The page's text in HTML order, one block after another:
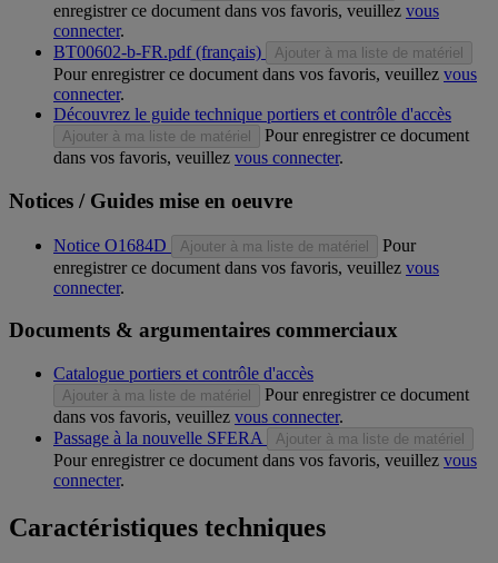
enregistrer ce document dans vos favoris, veuillez vous
connecter.
BT00602-b-FR.pdf (français)
Ajouter à ma liste de matériel
Pour enregistrer ce document dans vos favoris, veuillez vous
connecter.
Découvrez le guide technique portiers et contrôle d'accès
Ajouter à ma liste de matériel
Pour enregistrer ce document
dans vos favoris, veuillez vous connecter.
Notices / Guides mise en oeuvre
Notice O1684D Ajouter à ma liste de matériel
Pour
enregistrer ce document dans vos favoris, veuillez vous
connecter.
Documents & argumentaires commerciaux
Catalogue portiers et contrôle d'accès
Ajouter à ma liste de matériel
Pour enregistrer ce document
dans vos favoris, veuillez vous connecter.
Passage à la nouvelle SFERA
Ajouter à ma liste de matériel
Pour enregistrer ce document dans vos favoris, veuillez vous
connecter.
Caractéristiques techniques